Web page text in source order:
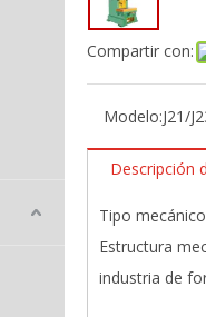
Compartir con:
Modelo:J21/
Descripción
Tipo
Estructura
industria de